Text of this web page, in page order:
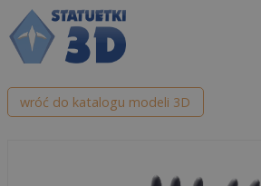
Przejdź
do
treści
wróć do katalogu modeli 3D